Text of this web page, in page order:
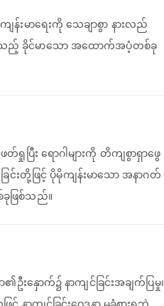
န်းမာရေးကို သေချာစွာ နားလည်
းသည့် ခိုင်မာသော အထောက်အပံ့တစ်ခု
ပြီး ရောဂါများကို တိကျစွာရှာဖွေ
းတို့ဖြင့် ပိုမိုကျန်းမာသော အနာဂတ်
ဖြစ်သည်။
းနှောက်၌ နာကျင်ခြင်းအချက်ပြမှု၊
ာကျင်ခြင်းဝေဒနာ မခံစားရဘဲ